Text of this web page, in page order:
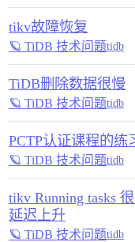
tikv故障恢复
🪐 TiDB 技术问题tidb
TiDB删除数据很慢
🪐 TiDB 技术问题tidb
PCTP认证课程的练
🪐 TiDB 技术问题tidb
tikv Running tasks
延迟上升
🪐 TiDB 技术问题tidb